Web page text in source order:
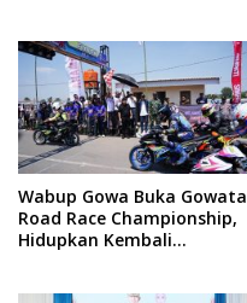
Wabup Gowa Buka Gowata
Road Race Championship,
Hidupkan Kembali